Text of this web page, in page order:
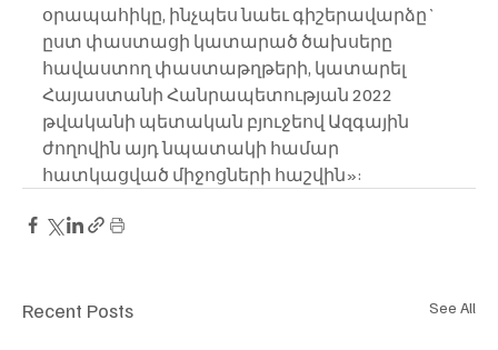
օրապահիկը, ինչպես նաեւ գիշերավարձը`
ըստ փաստացի կատարած ծախսերը
հավաստող փաստաթղթերի, կատարել
Հայաստանի Հանրապետության 2022
թվականի պետական բյուջեով Ազգային
ժողովին այդ նպատակի համար
հատկացված միջոցների հաշվին»:
Recent Posts See All